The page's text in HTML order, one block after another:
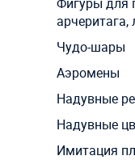
арчеритага,
Чудо-шары
Аэромены
Надувные
Надувные
Имитация